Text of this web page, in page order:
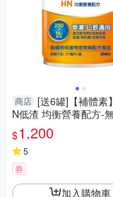
商店 [送6罐]【補體素
N低渣 均衡營養配方-
(237ml/24入/箱)｜管灌
用【杏一】
$1,200
5
券
加入購物車